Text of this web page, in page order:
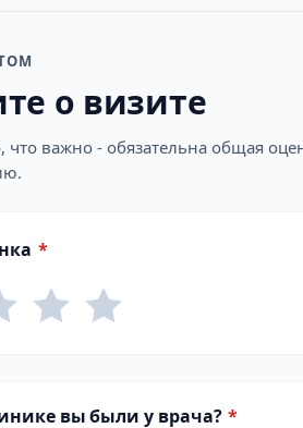
о визите
что важно - обязательна общая
*
вы были у врача? *